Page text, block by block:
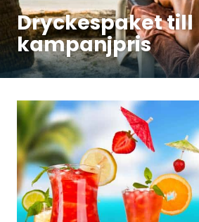
Dryckespaket till
kampanjpris